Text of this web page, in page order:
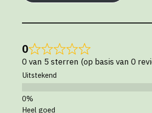
0
0 van 5 sterren (op basis van 0
Uitstekend
Heel goed